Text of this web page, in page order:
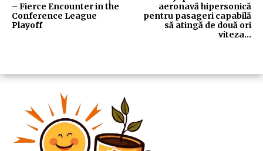
– Fierce Encounter in the
Conference League
Playoff
aeronavă hipersonică
pentru pasageri capabilă
să atingă de două ori
viteza…